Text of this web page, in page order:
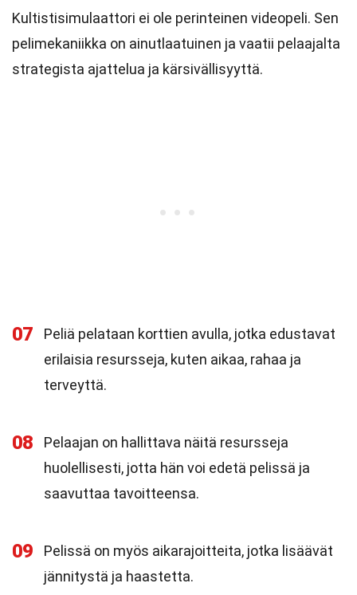
Kultistisimulaattori ei ole perinteinen videopeli. Sen
pelimekaniikka on ainutlaatuinen ja vaatii pelaajalta
strategista ajattelua ja kärsivällisyyttä.
07
Peliä pelataan korttien avulla, jotka edustavat
erilaisia resursseja, kuten aikaa, rahaa ja
terveyttä.
08
Pelaajan on hallittava näitä resursseja
huolellisesti, jotta hän voi edetä pelissä ja
saavuttaa tavoitteensa.
09
Pelissä on myös aikarajoitteita, jotka lisäävät
jännitystä ja haastetta.